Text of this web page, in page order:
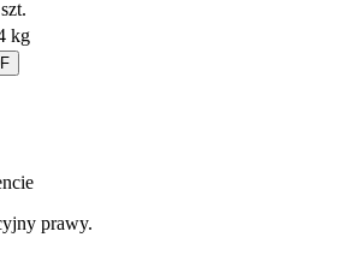
szt.
kg
prawy.